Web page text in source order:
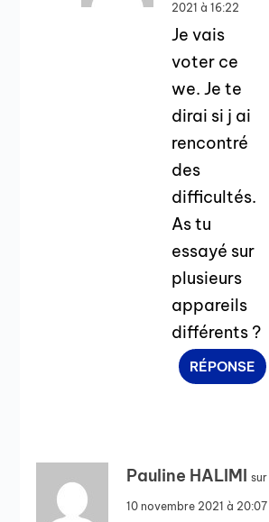
2021 à 16:22
Je vais
voter ce
we. Je te
dirai si j ai
rencontré
des
difficultés.
As tu
essayé sur
plusieurs
appareils
différents ?
RÉPONSE
Pauline HALIMI sur
10 novembre 2021 à 20:07